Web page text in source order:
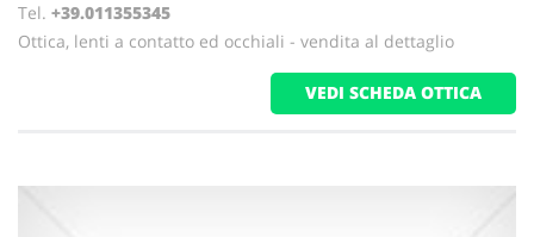
Tel. +39.011355345
Ottica, lenti a contatto ed occhiali - vendita al dettaglio
VEDI SCHEDA OTTICA